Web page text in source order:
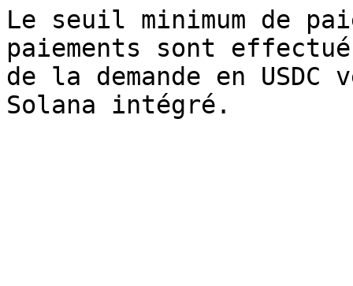
Le seuil minimum de
paiements sont
de la demande en